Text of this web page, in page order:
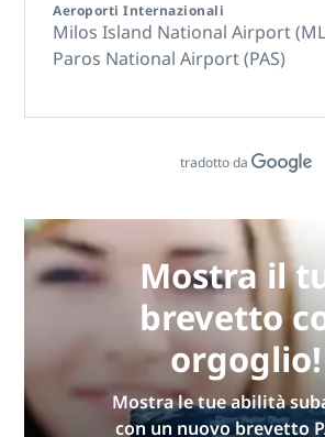
Aeroporti Internazionali
Milos Island National Airport
Paros National Airport (PAS)
tradotto da
Mostra il
brevetto
orgoglio!
Mostra le tue abilità
con un nuovo brevetto